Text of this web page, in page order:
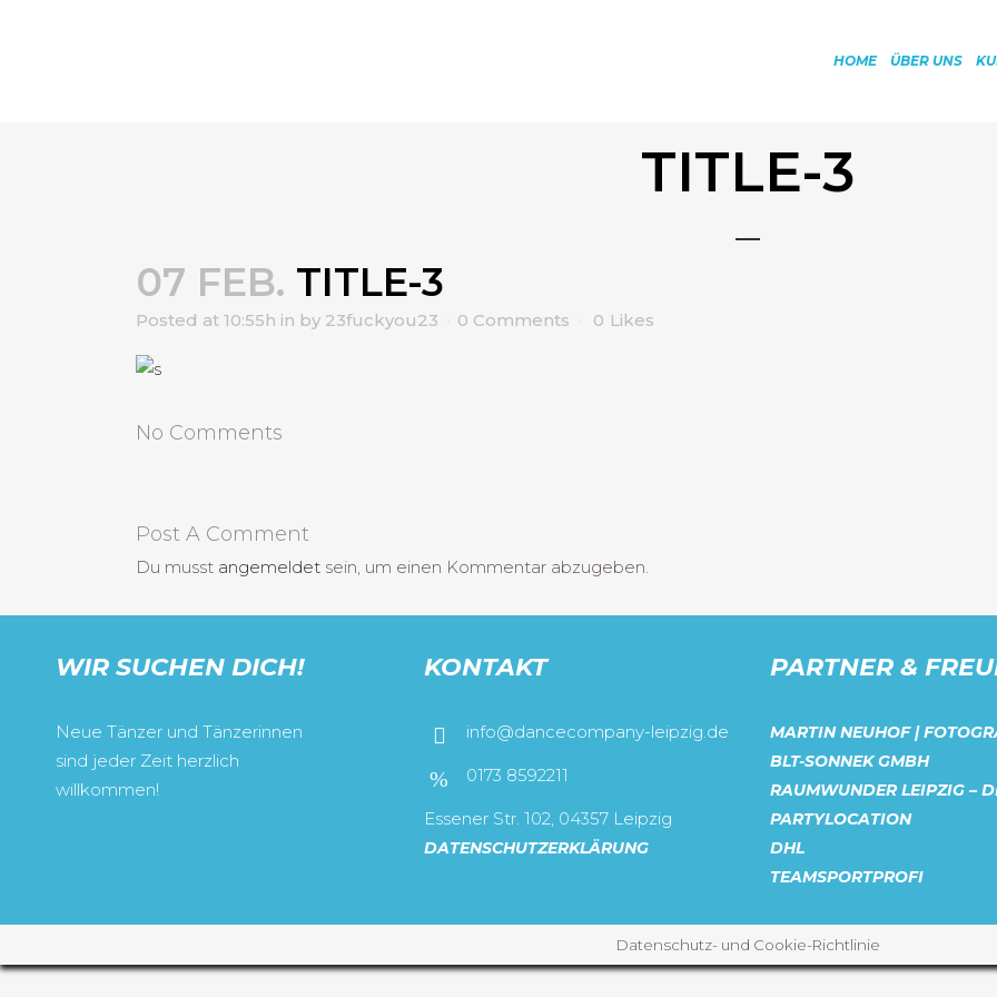
HOME ÜBER UNS
TITLE-3
07 FEB. TITLE-3
Posted at 10:55h in by 23fuckyou23 0 Comments 0 Likes
No Comments
Post A Comment
Du musst angemeldet sein, um einen Kommentar abzugeben.
WIR SUCHEN DICH!
Neue Tänzer und Tänzerinnen
sind jeder Zeit herzlich
willkommen!
KONTAKT
info@dancecompany-leipzig.de
0173 8592211
Essener Str. 102, 04357 Leipzig
DATENSCHUTZERKLÄRUNG
PARTNER &
MARTIN NEUHOF |
BLT-SONNEK GMBH
RAUMWUNDER LEIPZIG –
PARTYLOCATION
DHL
TEAMSPORTPROFI
Datenschutz- und Cookie-Richtlinie